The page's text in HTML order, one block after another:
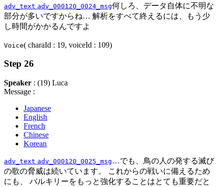
adv_text adv_000120_0024_msg何しろ、データ自体に不明な
部分が多いですからね… 解析をすべて終えるには、もう少
し時間がかかるんですよ
Voice( charaId : 19, voiceId : 109)
Step 26
Speaker : (19) Luca
Message :
Japanese
English
French
Chinese
Korean
adv_text adv_000120_0025_msg…でも、鳥の人の発する滅び
の歌の脅威は続いています。 これからの戦いに備えるため
にも、 バルキリーをもっと強化することはとても重要だと